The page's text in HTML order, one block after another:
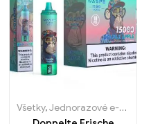
Jednorazové e-cigaretky,
Všetky,Jednorazové e-cigaretky